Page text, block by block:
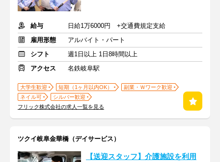
給与
日給1万6000円 +交通費規定支給
雇用形態
アルバイト・パート
シフト
週1日以上 1日8時間以上
アクセス
名鉄岐阜駅
大学生歓迎 短期（1ヶ月以内OK）
副業・Ｗワーク歓迎
ネイル可
シルバー歓迎
フリック株式会社の求人一覧を見る
ツクイ岐阜金華橋（デイサービス）
【送迎スタッフ】介護施設を利用